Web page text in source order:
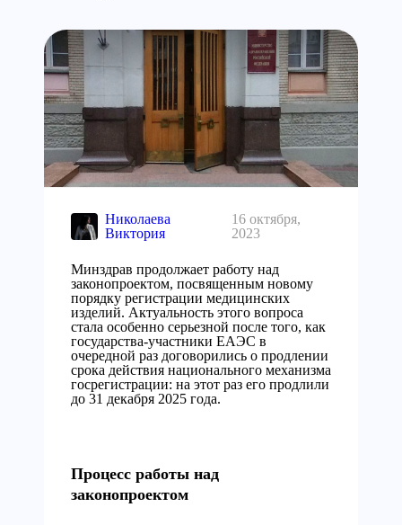
Николаева
Виктория
16 октября,
2023
Минздрав продолжает работу над
законопроектом, посвященным новому
порядку регистрации медицинских
изделий. Актуальность этого вопроса
стала особенно серьезной после того, как
государства-участники ЕАЭС в
очередной раз договорились о продлении
срока действия национального механизма
госрегистрации: на этот раз его продлили
до 31 декабря 2025 года.
Процесс работы над
законопроектом